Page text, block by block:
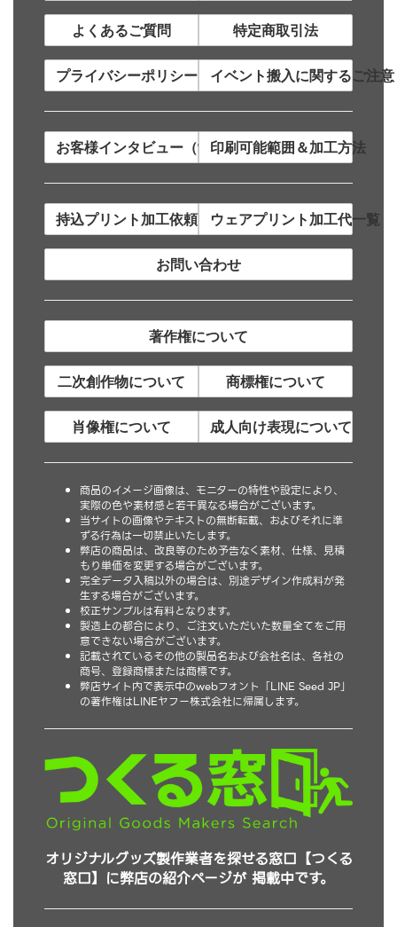
よくあるご質問 特定商取引法
プライバシーポリシー イベント搬入に関するご注意
お客様インタビュー（制作事例）印刷可能範囲＆加工方法
持込プリント加工依頼についてウェアプリント加工代一覧
お問い合わせ
著作権について
二次創作物について 商標権について
肖像権について 成人向け表現について
商品のイメージ画像は、モニターの特性や設定により、
実際の色や素材感と若干異なる場合がございます。
当サイトの画像やテキストの無断転載、およびそれに準
ずる行為は一切禁止いたします。
弊店の商品は、改良等のため予告なく素材、仕様、見積
もり単価を変更する場合がございます。
完全データ入稿以外の場合は、別途デザイン作成料が発
生する場合がございます。
校正サンプルは有料となります。
製造上の都合により、ご注文いただいた数量全てをご用
意できない場合がございます。
記載されているその他の製品名および会社名は、各社の
商号、登録商標または商標です。
弊店サイト内で表示中のwebフォント「LINE Seed JP」
の著作権はLINEヤフー株式会社に帰属します。
オリジナルグッズ製作業者を探せる窓口【つくる
窓口】に弊店の紹介ページが 掲載中です。